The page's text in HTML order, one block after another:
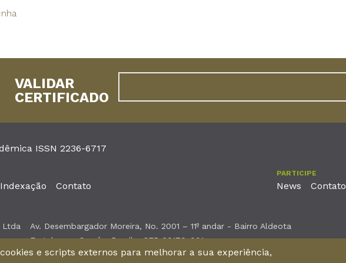
VALIDAR
CERTIFICADO
ISSN 2236-6717
Indexação Contato
PARTICIPE
News Contato
Ltda
Av. Desembargador Moreira, No. 2001 – 11º andar - Bairro Aldeota
Fortaleza – Ceará - Brasil - CEP 60170-001
e scripts externos para melhorar a sua experiência,